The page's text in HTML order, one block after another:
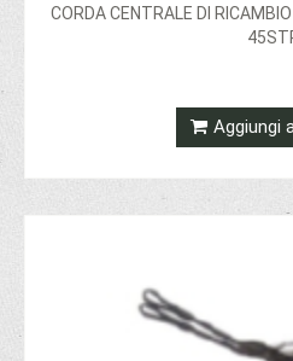
CORDA CENTRALE DI
Aggiungi